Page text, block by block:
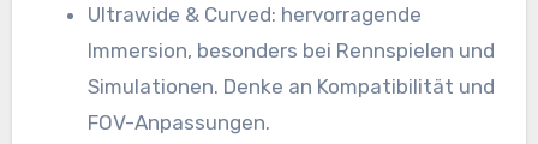
Ultrawide & Curved: hervorragende
Immersion, besonders bei Rennspielen und
Simulationen. Denke an Kompatibilität und
FOV-Anpassungen.